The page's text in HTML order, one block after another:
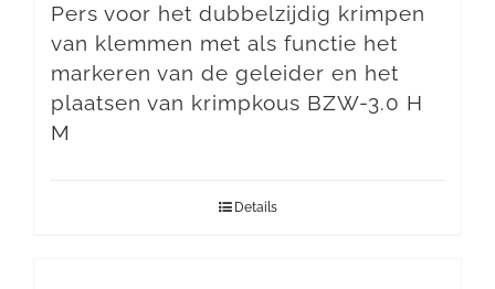
Pers voor het dubbelzijdig krimpen
van klemmen met als functie het
markeren van de geleider en het
plaatsen van krimpkous BZW-3.0 H
M
Details